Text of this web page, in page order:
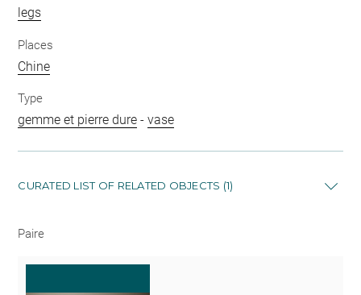
legs
Places
Chine
Type
gemme et pierre dure -vase
CURATED LIST OF RELATED OBJECTS (1)
Paire